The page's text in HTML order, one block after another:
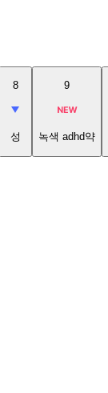
8
성
9
녹색 adhd약